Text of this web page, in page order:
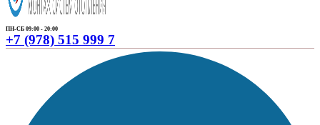
ПН-СБ 09:00 - 20:00
+7 (978) 515 999 7